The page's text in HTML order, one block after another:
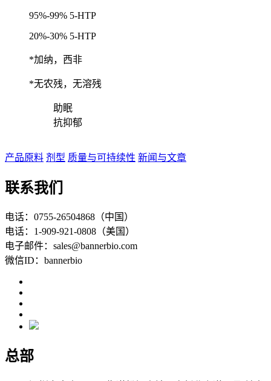
95%-99% 5-HTP
20%-30% 5-HTP
*加纳，西非
*无农残，无溶残
助眠
抗抑郁
产品原料 剂型 质量与可持续性 新闻与文章
联系我们
电话：0755-26504868（中国）
电话：1-909-921-0808（美国）
电子邮件：sales@bannerbio.com
微信ID：bannerbio
总部